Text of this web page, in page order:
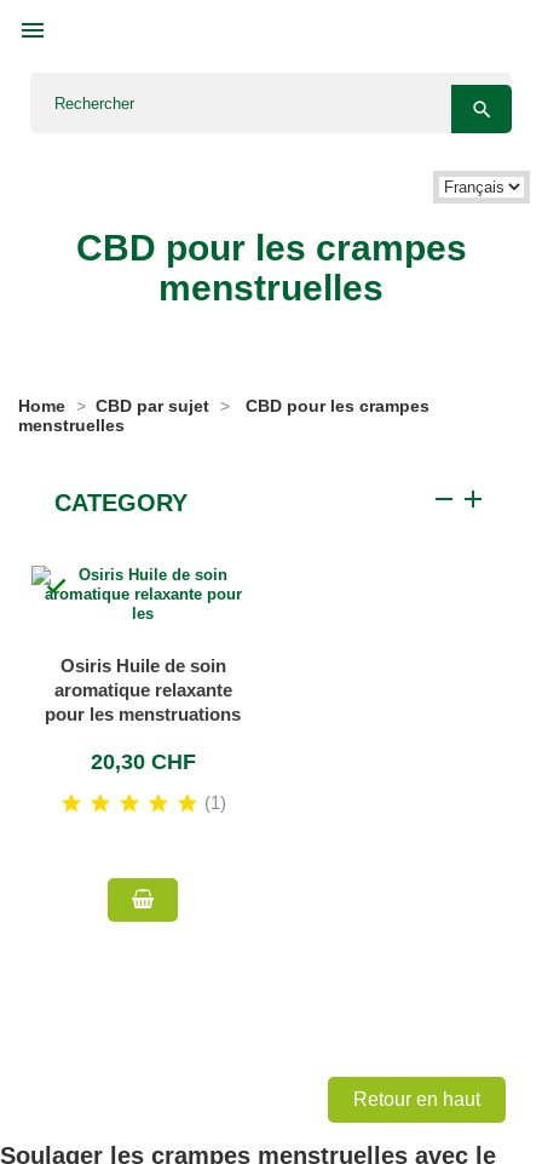


CBD pour les crampes
menstruelles
Home CBD par sujet
CBD pour les crampes
menstruelles
CATEGORY add
remove
Marques

Osiris Huile de soin
aromatique relaxante
pour les menstruations
20,30 CHF
(1)
Retour en haut
Soulager les crampes menstruelles avec le